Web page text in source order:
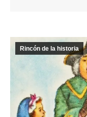
Rincón de la historia